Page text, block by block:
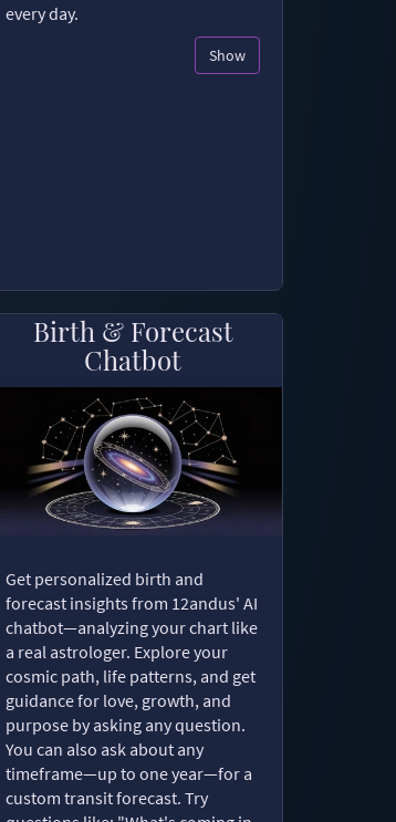
every day.
Show
Birth & Forecast
Chatbot
Get personalized birth and
forecast insights from 12andus' AI
chatbot—analyzing your chart like
a real astrologer. Explore your
cosmic path, life patterns, and get
guidance for love, growth, and
purpose by asking any question.
You can also ask about any
timeframe—up to one year—for a
custom transit forecast. Try